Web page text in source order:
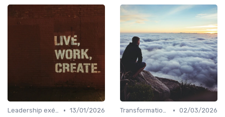
Leadership exécutif & prise de décision • 13/01/2026
Transformation digitale de l’entreprise • 02/03/2026